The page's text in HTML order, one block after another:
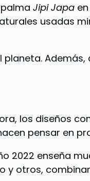
palmaJipi Japa
usadas
los diseños
pensar en
2022 enseña
y otros,